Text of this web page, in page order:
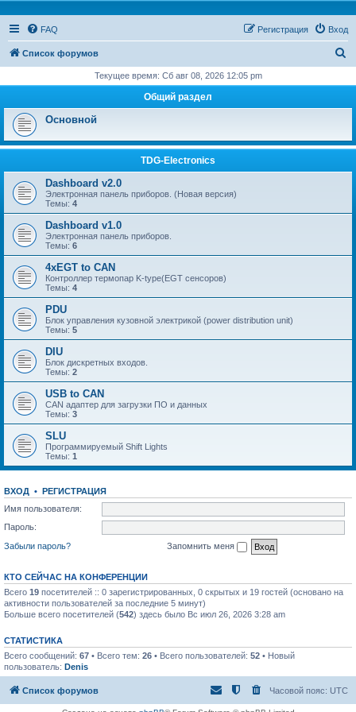
FAQ Вход
Регистрация
Список форумов
с
Текущее время: Сб авг 08, 2026 12:05 pm
Общий раздел
Основной
TDG-Electronics
Dashboard v2.0
Электронная панель приборов. (Новая версия)
Темы: 4
Dashboard v1.0
Электронная панель приборов.
Темы: 6
4xEGT to CAN
Контроллер термопар K-type(EGT сенсоров)
Темы: 4
PDU
Блок управления кузовной электрикой (power distribution unit)
Темы: 5
DIU
Блок дискретных входов.
Темы: 2
USB to CAN
CAN адаптер для загрузки ПО и данных
Темы: 3
SLU
Программируемый Shift Lights
Темы: 1
ВХОД • РЕГИСТРАЦИЯ
Имя пользователя:
Пароль:
Забыли пароль?
Запомнить меня
КТО СЕЙЧАС НА КОНФЕРЕНЦИИ
Всего 19 посетителей :: 0 зарегистрированных, 0 скрытых и 19 гостей (основано на
активности пользователей за последние 5 минут)
Больше всего посетителей (542) здесь было Вс июл 26, 2026 3:28 am
СТАТИСТИКА
Всего сообщений: 67 • Всего тем: 26 • Всего пользователей: 52 • Новый
пользователь: Denis
Список форумов Часовой пояс: UTC